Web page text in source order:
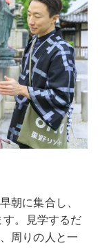
朝に集合し、
。見学するだ
周りの人と一